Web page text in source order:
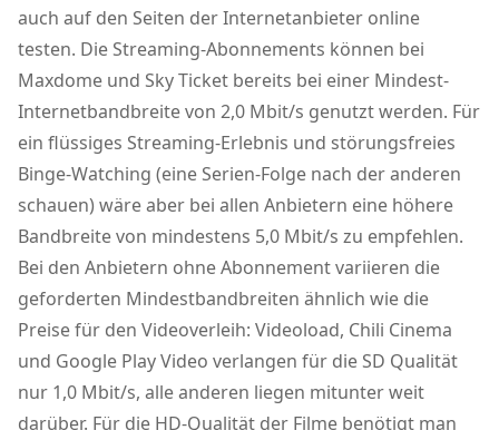
auch auf den Seiten der Internetanbieter online
testen. Die Streaming-Abonnements können bei
Maxdome und Sky Ticket bereits bei einer Mindest-
Internetbandbreite von 2,0 Mbit/s genutzt werden. Für
ein flüssiges Streaming-Erlebnis und störungsfreies
Binge-Watching (eine Serien-Folge nach der anderen
schauen) wäre aber bei allen Anbietern eine höhere
Bandbreite von mindestens 5,0 Mbit/s zu empfehlen.
Bei den Anbietern ohne Abonnement variieren die
geforderten Mindestbandbreiten ähnlich wie die
Preise für den Videoverleih: Videoload, Chili Cinema
und Google Play Video verlangen für die SD Qualität
nur 1,0 Mbit/s, alle anderen liegen mitunter weit
darüber. Für die HD-Qualität der Filme benötigt man